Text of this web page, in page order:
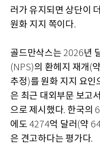
러가 유지되면 상단이
원화 지지 쪽이다.
골드만삭스는 2026년
(NPS)의 환헤지 재개 (약
추정)를 원화 지지 요인
은 최근 대외부문 보고
으로 제시했다. 한국의 6
에도 4274억 달러 (약
은 견고하다는 평가다.